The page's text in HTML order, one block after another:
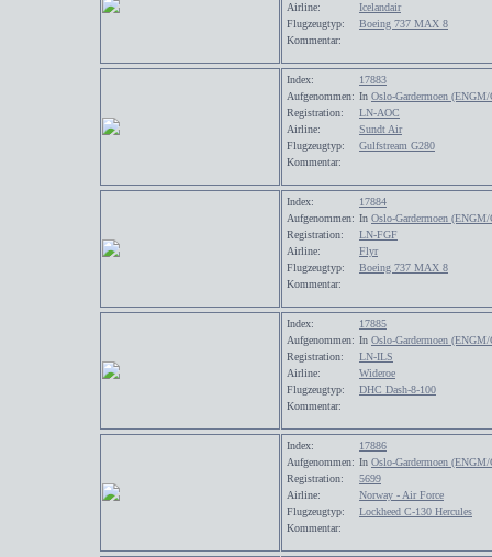
Airline:
Icelandair
Flugzeugtyp:
Boeing 737 MAX 8
Kommentar:
Index:
17883
Aufgenommen: In Oslo-Gardermoen
Registration:
LN-AOC
Airline:
Sundt Air
Flugzeugtyp:
Gulfstream G280
Kommentar:
Index:
17884
Aufgenommen: In Oslo-Gardermoen
Registration:
LN-FGF
Airline:
Flyr
Flugzeugtyp:
Boeing 737 MAX 8
Kommentar:
Index:
17885
Aufgenommen: In Oslo-Gardermoen
Registration:
LN-ILS
Airline:
Wideroe
Flugzeugtyp:
DHC Dash-8-100
Kommentar:
Index:
17886
Aufgenommen: In Oslo-Gardermoen
Registration:
5699
Airline:
Norway - Air Force
Flugzeugtyp:
Lockheed C-130 Hercules
Kommentar: